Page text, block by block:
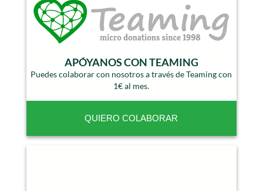
APÓYANOS CON TEAMING
Puedes colaborar con nosotros a través de Teaming con
1€ al mes.
QUIERO COLABORAR